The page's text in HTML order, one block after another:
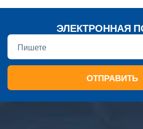
ЭЛЕКТРОННАЯ
ОТПРАВИТЬ